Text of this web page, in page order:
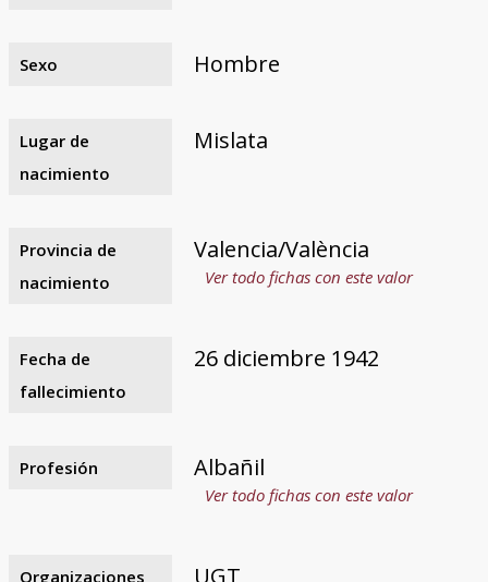
Sexo Hombre
Lugar de
nacimiento
Mislata
Provincia de
nacimiento
Valencia/València
Ver todo fichas con este valor
Fecha de
fallecimiento
26 diciembre 1942
Profesión Albañil
Ver todo fichas con este valor
Organizaciones
UGT